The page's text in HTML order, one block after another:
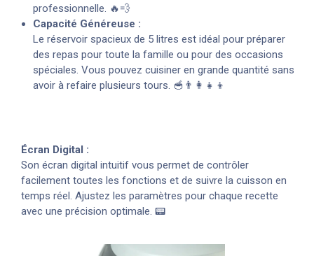
professionnelle. 🔥💨
Capacité Généreuse :
Le réservoir spacieux de 5 litres est idéal pour préparer
des repas pour toute la famille ou pour des occasions
spéciales. Vous pouvez cuisiner en grande quantité sans
avoir à refaire plusieurs tours. 🥣👨‍👩‍👧‍👦
Écran Digital :
Son écran digital intuitif vous permet de contrôler
facilement toutes les fonctions et de suivre la cuisson en
temps réel. Ajustez les paramètres pour chaque recette
avec une précision optimale. 📟